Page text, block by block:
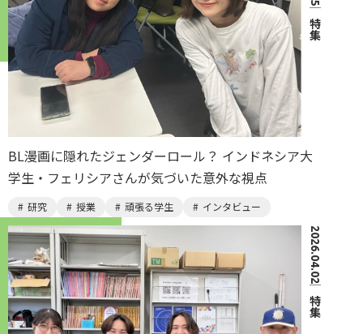
特集
BL漫画に隠れたジェンダーロール？ インドネシア大
学生・フェリシアさんが気づいた意外な視点
研究 授業 頑張る学生 インタビュー
2026.04.02
｜
特集